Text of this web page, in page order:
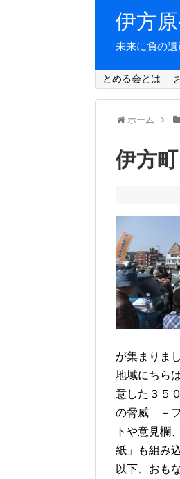
伊方
未来に負の
とめる会とは
ホーム
伊方
が集まりま
地域にちら
意した３５
の脅威 －フ
トや意見欄
紙」も組み
以下、おも